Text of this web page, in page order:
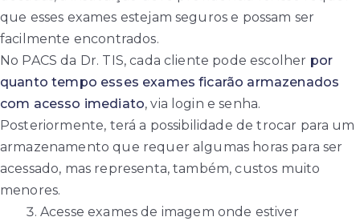
que esses exames estejam seguros e possam ser
facilmente encontrados.
No PACS da Dr. TIS, cada cliente pode escolher por
quanto tempo esses exames ficarão armazenados
com acesso imediato, via login e senha.
Posteriormente, terá a possibilidade de trocar para um
armazenamento que requer algumas horas para ser
acessado, mas representa, também, custos muito
menores.
Acesse exames de imagem onde estiver